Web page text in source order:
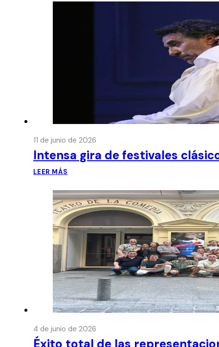
11 de junio de 2026
Intensa gira de festivales
LEER MÁS
4 de junio de 2026
Éxito total de las